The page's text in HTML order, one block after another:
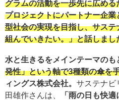
グラムの活動を一歩先に広め
プロジェクトにパートナー企
型社会の実現を目指し、サス
組んでいきたい。」と話しまし
水と生きるをメインテーマのも
発性」という軸で3種類の傘を
ィングス株式会社。 サステナビ
田雄作さんは、
「雨の日も快